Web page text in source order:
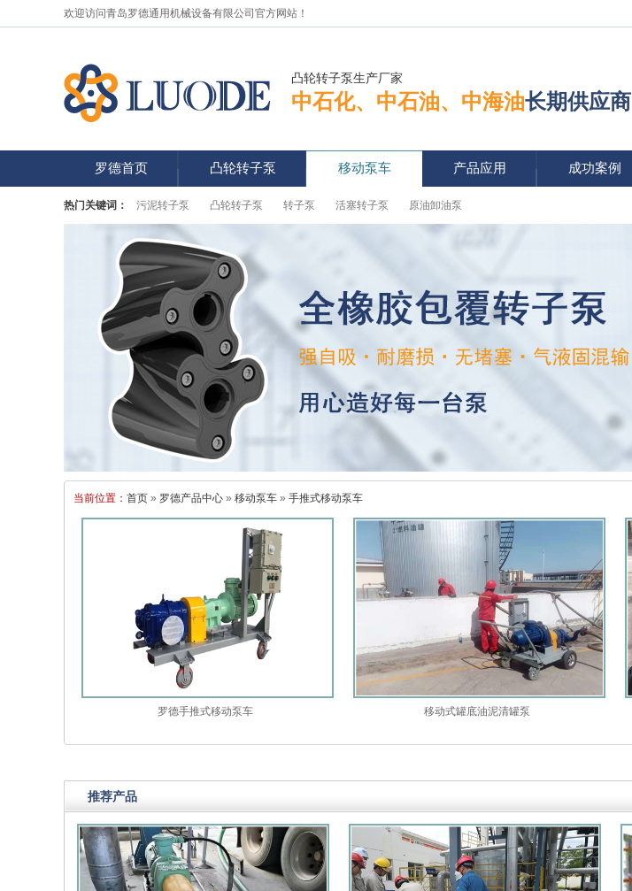
欢迎访问青岛罗德通用机械设备有限公司官方网站！
凸轮转子泵生产厂家
中石化、中石油、中海油长期供应商
罗德首页 凸轮转子泵 移动泵车 产品应用 成功案例
热门关键词： 污泥转子泵 凸轮转子泵 转子泵 活塞转子泵 原油卸油泵
当前位置： 首页 » 罗德产品中心 » 移动泵车 » 手推式移动泵车
罗德手推式移动泵车 移动式罐底油泥清罐泵
推荐产品